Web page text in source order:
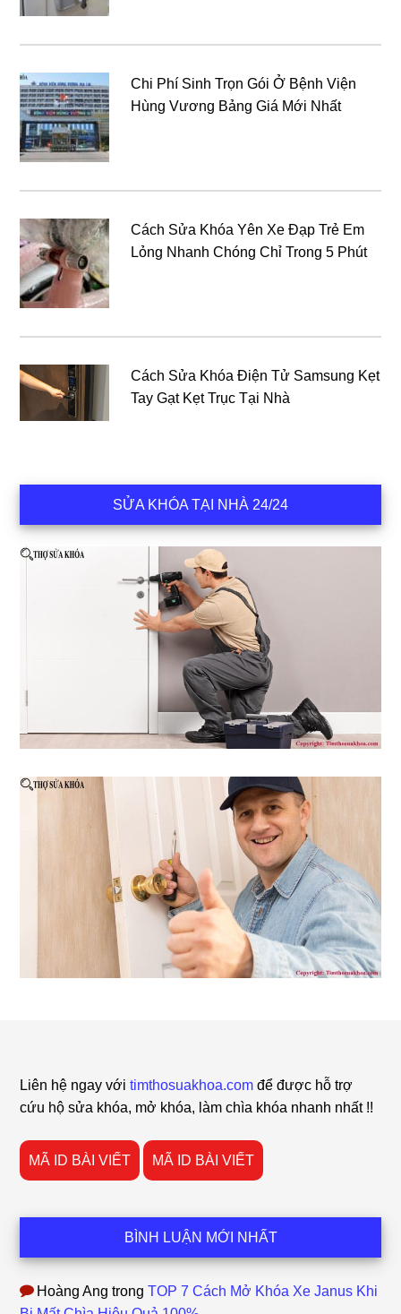
Chi Phí Sinh Trọn Gói Ở Bệnh Viện
Hùng Vương Bảng Giá Mới Nhất
Cách Sửa Khóa Yên Xe Đạp Trẻ Em
Lỏng Nhanh Chóng Chỉ Trong 5 Phút
Cách Sửa Khóa Điện Tử Samsung Kẹt
Tay Gạt Kẹt Trục Tại Nhà
SỬA KHÓA TẠI NHÀ 24/24
Liên hệ ngay vớitimthosuakhoa.com để được hỗ trợ
cứu hộ sửa khóa, mở khóa, làm chìa khóa nhanh nhất !!
MÃ ID BÀI VIẾT MÃ ID BÀI VIẾT
BÌNH LUẬN MỚI NHẤT
Hoàng Ang trongTOP 7 Cách Mở Khóa Xe Janus Khi